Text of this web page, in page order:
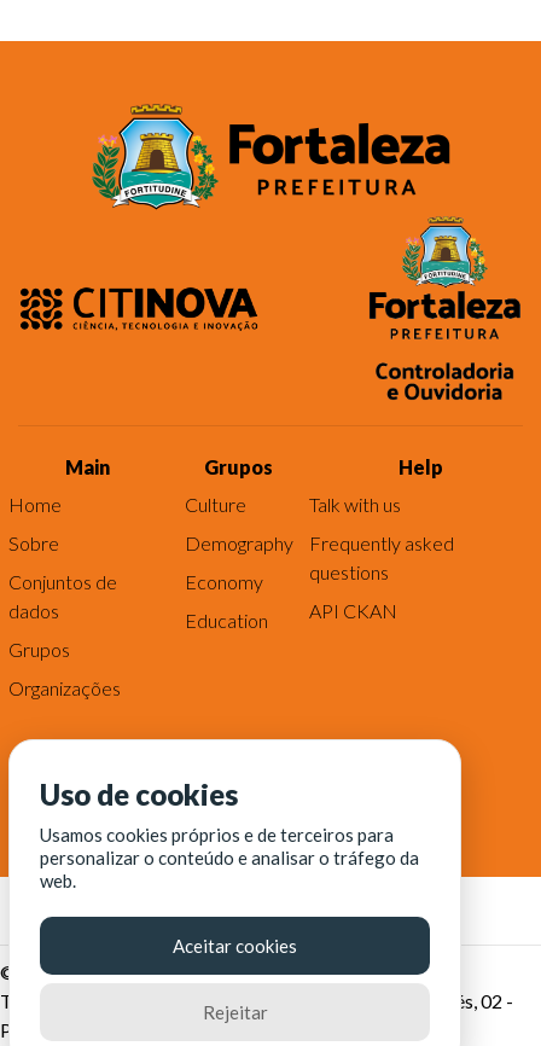
Main
Home
Sobre
Conjuntos de
dados
Grupos
Organizações
Grupos
Culture
Demography
Economy
Education
Help
Talk with us
Frequently asked
questions
API CKAN
© Fortaleza Digital || CITINOVA - Fundação de Ciência,
Tecnologia e Inovação de Fortaleza - Rua dos Tremembés, 02 -
Praia de Iracema - Fortaleza-CE
Uso de cookies
Usamos cookies próprios e de terceiros para
personalizar o conteúdo e analisar o tráfego da
web.
Aceitar cookies
Rejeitar